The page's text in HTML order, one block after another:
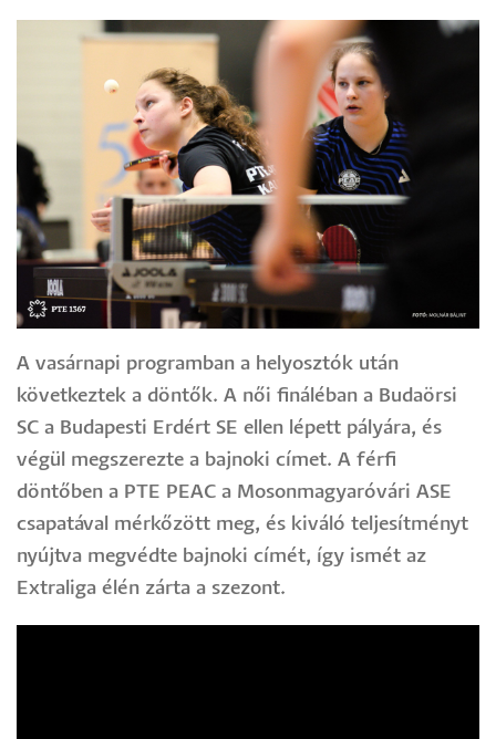
A vasárnapi programban a helyosztók után
következtek a döntők. A női fináléban a Budaörsi
SC a Budapesti Erdért SE ellen lépett pályára, és
végül megszerezte a bajnoki címet. A férfi
döntőben a PTE PEAC a Mosonmagyaróvári ASE
csapatával mérkőzött meg, és kiváló teljesítményt
nyújtva megvédte bajnoki címét, így ismét az
Extraliga élén zárta a szezont.